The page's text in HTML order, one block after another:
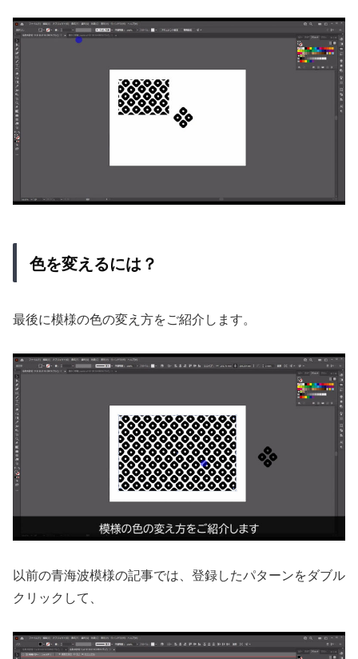
色を変えるには？
最後に模様の色の変え方をご紹介します。
以前の青海波模様の記事では、登録したパターンをダブル
クリックして、